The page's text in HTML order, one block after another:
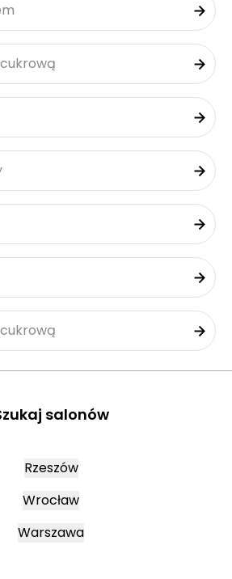
salonów
Rzeszów
Wrocław
Warszawa